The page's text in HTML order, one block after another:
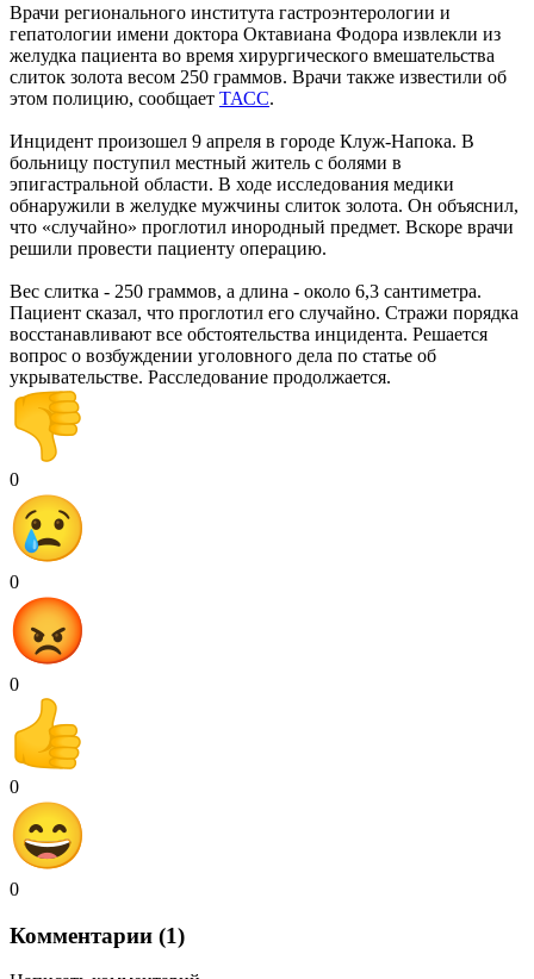
Врачи регионального института гастроэнтерологии и
гепатологии имени доктора Октавиана Фодора извлекли из
желудка пациента во время хирургического вмешательства
слиток золота весом 250 граммов. Врачи также известили об
этом полицию, сообщает ТАСС.
Инцидент произошел 9 апреля в городе Клуж-Напока. В
больницу поступил местный житель с болями в
эпигастральной области. В ходе исследования медики
обнаружили в желудке мужчины слиток золота. Он объяснил,
что «случайно» проглотил инородный предмет. Вскоре врачи
решили провести пациенту операцию.
Вес слитка - 250 граммов, а длина - около 6,3 сантиметра.
Пациент сказал, что проглотил его случайно. Стражи порядка
восстанавливают все обстоятельства инцидента. Решается
вопрос о возбуждении уголовного дела по статье об
укрывательстве. Расследование продолжается.
0
0
0
0
0
Комментарии (1)